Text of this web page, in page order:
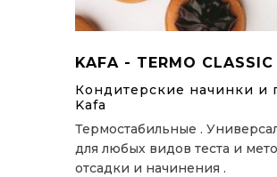
KAFA - TERMO CLASSIC
Кондитерские начинки и
Kafa
Термостабильные .
для любых видов теста и
отсадки и начинения .